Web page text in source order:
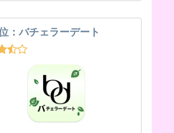
：バチェラーデート